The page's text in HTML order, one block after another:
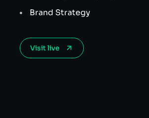
Brand Strategy
Visit live